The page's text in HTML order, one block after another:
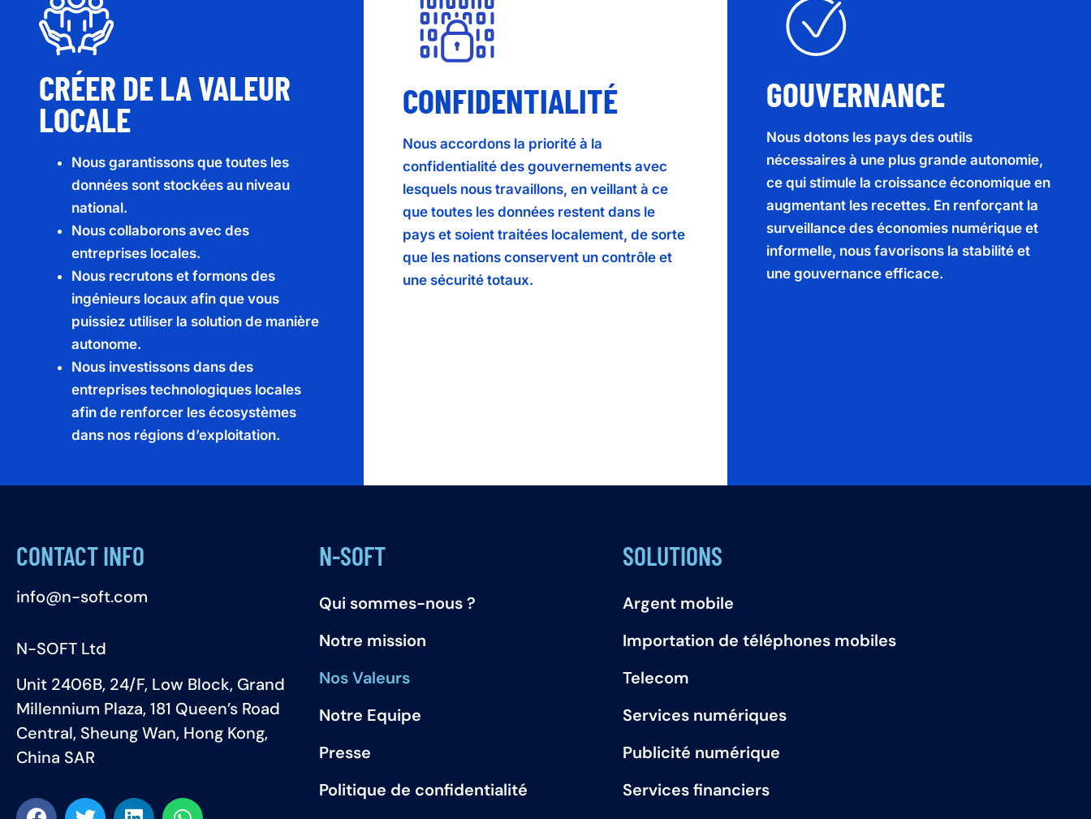
CRÉER DE LA VALEUR
LOCALE
Nous garantissons que toutes les
données sont stockées au niveau
national.
Nous collaborons avec des
entreprises locales.
Nous recrutons et formons des
ingénieurs locaux afin que vous
puissiez utiliser la solution de manière
autonome.
Nous investissons dans des
entreprises technologiques locales
afin de renforcer les écosystèmes
dans nos régions d’exploitation.
CONFIDENTIALITÉ
Nous accordons la priorité à la
confidentialité des gouvernements avec
lesquels nous travaillons, en veillant à ce
que toutes les données restent dans le
pays et soient traitées localement, de sorte
que les nations conservent un contrôle et
une sécurité totaux.
GOUVERNANCE
Nous dotons les pays des outils
nécessaires à une plus grande autonomie,
ce qui stimule la croissance économique en
augmentant les recettes. En renforçant la
surveillance des économies numérique et
informelle, nous favorisons la stabilité et
une gouvernance efficace.
CONTACT INFO
info@n-soft.com
N-SOFT Ltd
Unit 2406B, 24/F, Low Block, Grand
Millennium Plaza, 181 Queen’s Road
Central, Sheung Wan, Hong Kong,
China SAR
N-SOFT
Qui sommes-nous ?
Notre mission
Nos Valeurs
Notre Equipe
Presse
Politique de confidentialité
SOLUTIONS
Argent mobile
Importation de téléphones mobiles
Telecom
Services numériques
Publicité numérique
Services financiers